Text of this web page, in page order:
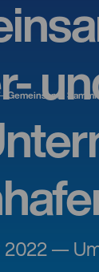
Gemeinsame
2022 —